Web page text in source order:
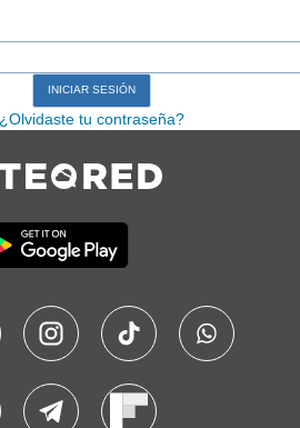
¿Olvidaste tu contraseña?